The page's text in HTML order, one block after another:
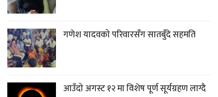
गणेश यादवको परिवारसँग सातबुँदे सहमति
आउँदो अगस्ट १२ मा विशेष पूर्ण सूर्यग्रहण लाग्दै